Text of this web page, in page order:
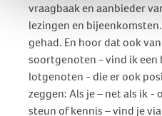
vraagbaak en aanbieder
lezingen en
gehad. En hoor dat ook
soortgenoten - vind ik een
lotgenoten - die er ook
zeggen: Als je – net als ik -
steun of kennis – vind je